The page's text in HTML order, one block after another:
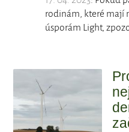
rodinám, které mají
úsporám Light,